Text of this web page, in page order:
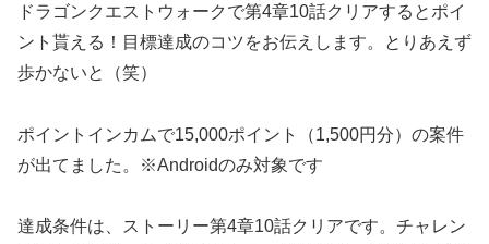
ドラゴンクエストウォークで第4章10話クリアするとポイ
ント貰える！目標達成のコツをお伝えします。とりあえず
歩かないと（笑）
ポイントインカムで15,000ポイント（1,500円分）の案件
が出てました。※Androidのみ対象です
達成条件は、ストーリー第4章10話クリアです。チャレン